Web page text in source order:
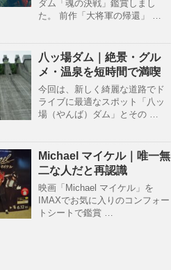
ダム「魂の決戦」鑑賞しまし
た。 前作「大将軍の帰還」 …
八ッ場ダム｜絶景・グル
メ・温泉を短時間で満喫
今回は、新しく綺麗な道路でド
ライブに最適なスポット「八ッ
場（やんば）ダム」とその …
Michael マイケル｜唯一無
二な人だと再認識
映画「Michael マイケル」を
IMAXでお気に入りのコンフォー
トシートで鑑賞 …